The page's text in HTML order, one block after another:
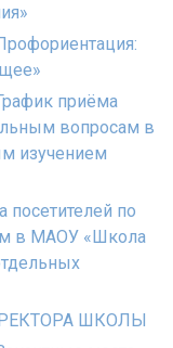
приёма
вопросам в
изучением
посетителей по
в МАОУ «Школа
ШКОЛЫ